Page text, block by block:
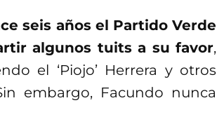
seis años el Partido Verde
algunos tuits a su favor,
el ‘Piojo’ Herrera y otros
embargo, Facundo nunca